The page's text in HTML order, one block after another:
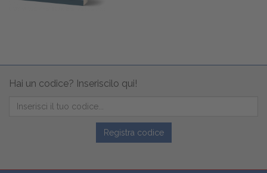
Hai un codice? Inseriscilo qui!
Registra codice